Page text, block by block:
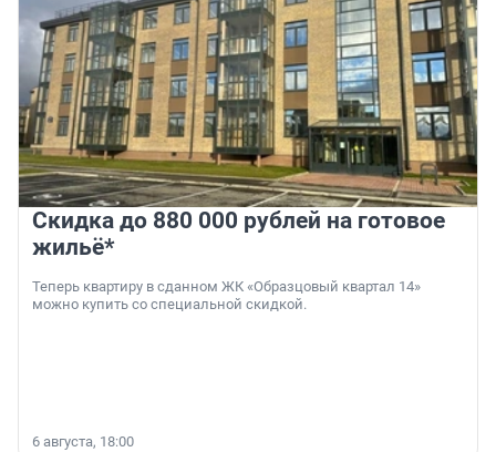
Скидка до 880 000 рублей на готовое
жильё*
Теперь квартиру в сданном ЖК «Образцовый квартал 14»
можно купить со специальной скидкой.
6 августа, 18:00